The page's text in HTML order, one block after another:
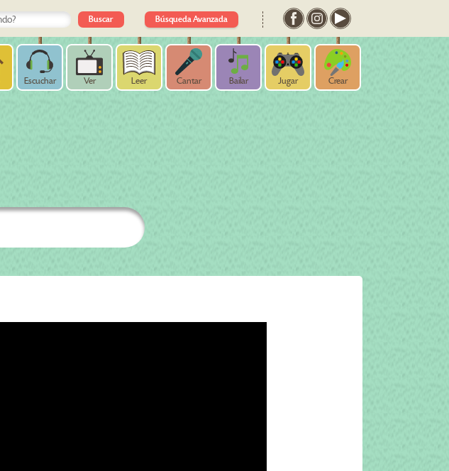
Búsqueda Avanzada
Escuchar Ver Leer Cantar Bailar Jugar Crear